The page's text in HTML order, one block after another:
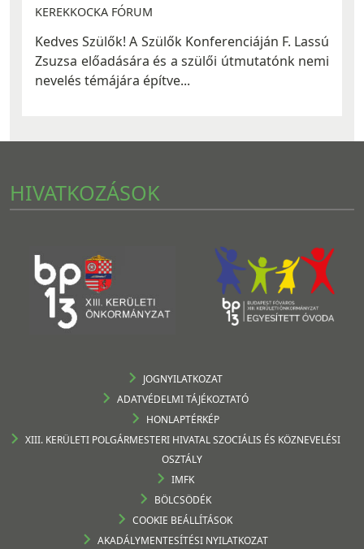
KEREKKOCKA FÓRUM
Kedves Szülők! A Szülők Konferenciáján F. Lassú
Zsuzsa előadására és a szülői útmutatónk nemi
nevelés témájára építve...
HIVATKOZÁSOK
JOGNYILATKOZAT
ADATVÉDELMI TÁJÉKOZTATÓ
HONLAPTÉRKÉP
XIII. KERÜLETI POLGÁRMESTERI HIVATAL SZOCIÁLIS ÉS KÖZNEVELÉSI
OSZTÁLY
IMFK
BÖLCSÖDÉK
COOKIE BEÁLLÍTÁSOK
AKADÁLYMENTESÍTÉSI NYILATKOZAT